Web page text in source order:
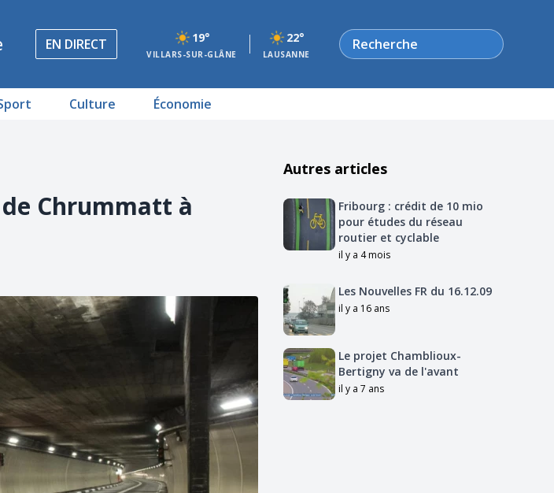
EN DIRECT 19°
VILLARS-SUR-GLÂNE
22°
LAUSANNE
Rechercher
Culture Économie
Chrummatt à
Autres articles
Fribourg : crédit de 10 mio
pour études du réseau
routier et cyclable
il y a 4 mois
Les Nouvelles FR du 16.12.09
il y a 16 ans
Le projet Chamblioux-
Bertigny va de l'avant
il y a 7 ans